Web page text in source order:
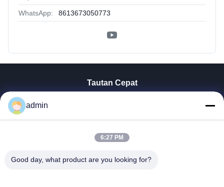
WhatsApp: 8613673050773
Tautan Cepat
Tentang Kita
Kontrol Kualitas
admin
6:27 PM
Good day, what product are you looking for?